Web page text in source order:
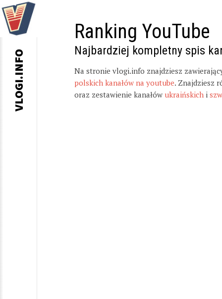
Ranking YouTube
Najbardziej kompletny spis
Na stronie vlogi.info znajdziesz
polskich kanałów na youtube. Znajdziesz
oraz zestawienie kanałów ukraińskich i
VLOGI.INFO